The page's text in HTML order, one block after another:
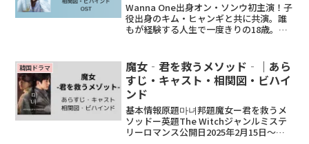
Wanna One出身オン・ソンウ初主演！子
役出身のキム・ヒャンギと共に共演。誰
もが経験する人生で一度きりの18歳。危
韓国ドラマ
魔女‐君を救うメソッド‐｜あら
すじ・キャスト・相関図・ビハイ
ンド
基本情報原題마녀邦題魔女ー君を救うメ
ソッドー英題The Witchジャンルミステ
リーロマンス公開日2025年2月15日～全